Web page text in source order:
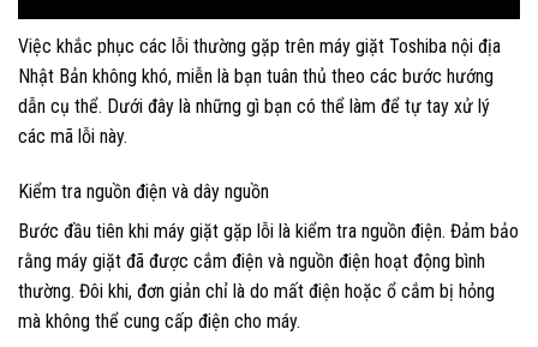
Việc khắc phục các lỗi thường gặp trên máy giặt Toshiba nội địa
Nhật Bản không khó, miễn là bạn tuân thủ theo các bước hướng
dẫn cụ thể. Dưới đây là những gì bạn có thể làm để tự tay xử lý
các mã lỗi này.
Kiểm tra nguồn điện và dây nguồn
Bước đầu tiên khi máy giặt gặp lỗi là kiểm tra nguồn điện. Đảm bảo
rằng máy giặt đã được cắm điện và nguồn điện hoạt động bình
thường. Đôi khi, đơn giản chỉ là do mất điện hoặc ổ cắm bị hỏng
mà không thể cung cấp điện cho máy.